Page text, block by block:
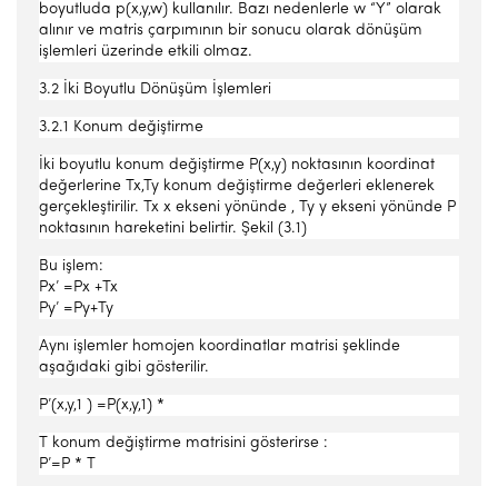
boyutluda p(x,y,w) kullanılır. Bazı nedenlerle w “Y” olarak
alınır ve matris çarpımının bir sonucu olarak dönüşüm
işlemleri üzerinde etkili olmaz.
3.2 İki Boyutlu Dönüşüm İşlemleri
3.2.1 Konum değiştirme
İki boyutlu konum değiştirme P(x,y) noktasının koordinat
değerlerine Tx,Ty konum değiştirme değerleri eklenerek
gerçekleştirilir. Tx x ekseni yönünde , Ty y ekseni yönünde P
noktasının hareketini belirtir. Şekil (3.1)
Bu işlem:
Px’ =Px +Tx
Py’ =Py+Ty
Aynı işlemler homojen koordinatlar matrisi şeklinde
aşağıdaki gibi gösterilir.
P’(x,y,1 ) =P(x,y,1) *
T konum değiştirme matrisini gösterirse :
P’=P * T